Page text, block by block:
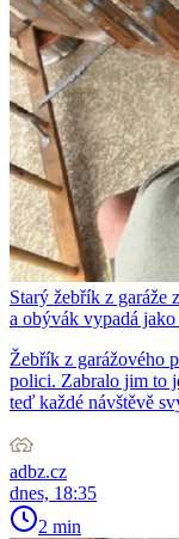
Starý žebřík z garáže
a obývák vypadá jako
Žebřík z garážového
polici. Zabralo jim to
teď každé návštěvě
adbz.cz
dnes, 18:35
2 min